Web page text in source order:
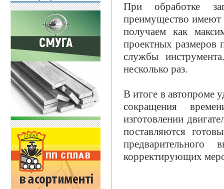
При обработке
преимущество имеют
получаем как
проектных размеров
службы
несколько раз.
В итоге в автопроме
сокращения
изготовлении
поставляются
корректирующих